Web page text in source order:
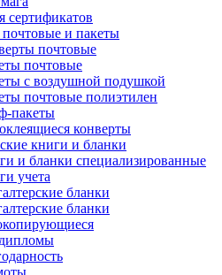
сертификатов
и пакеты
почтовые
почтовые
с воздушной подушкой
почтовые полиэтилен
пакеты
конверты
книги и бланки
и бланки специализированные
учета
бланки
бланки